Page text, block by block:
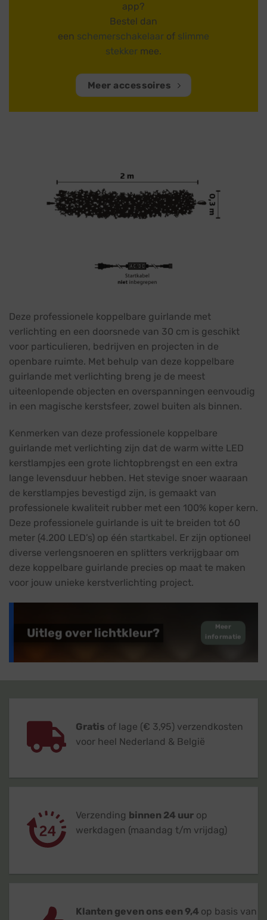
app?
Bestel dan
een schemerschakelaar of slimme
stekker mee.
Meer accessoires
Deze professionele koppelbare guirlande met
verlichting en een doorsnede van 30 cm is geschikt
voor particulieren, bedrijven en projecten in de
openbare ruimte. Met behulp van deze koppelbare
guirlande met verlichting breng je de meest
uiteenlopende objecten en overspanningen eenvoudig
in een magische kerstsfeer, zowel buiten als binnen.
Kenmerken van deze professionele koppelbare
guirlande met verlichting zijn dat de warm witte LED
kerstlampjes een grote lichtopbrengst en een extra
lange levensduur hebben. Het stevige snoer waaraan
de kerstlampjes bevestigd zijn, is gemaakt van
professionele kwaliteit rubber met een 100% koper kern.
Deze professionele guirlande is uit te breiden tot 60
meter (4.200 LED’s) op één startkabel . Er zijn optioneel
diverse verlengsnoeren en splitters verkrijgbaar om
deze koppelbare guirlande precies op maat te maken
voor jouw unieke kerstverlichting project.
Uitleg over lichtkleur?
Meer
informatie
Gratis of lage (€ 3,95) verzendkosten
voor heel Nederland & België
Verzending binnen 24 uur op
werkdagen (maandag t/m vrijdag)
Klanten geven ons een 9,4 op basis van